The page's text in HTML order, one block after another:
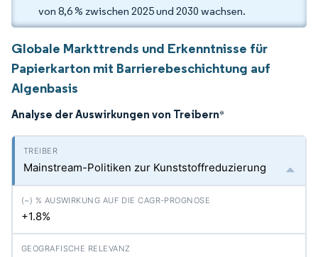
von 8,6 % zwischen 2025 und 2030 wachsen.
Globale Markttrends und Erkenntnisse für
Papierkarton mit Barrierebeschichtung auf
Algenbasis
Analyse der Auswirkungen von Treibern*
Mainstream-Politiken zur Kunststoffreduzierung
+1.8%